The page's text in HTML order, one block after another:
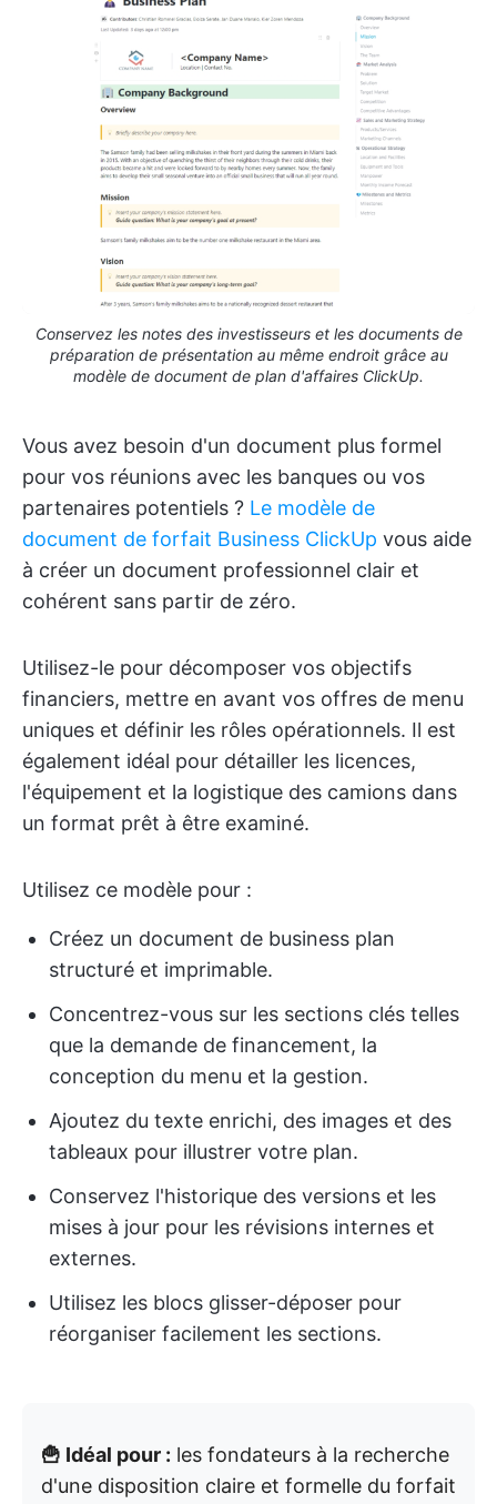
Conservez les notes des investisseurs et les documents de
préparation de présentation au même endroit grâce au
modèle de document de plan d'affaires ClickUp.
Vous avez besoin d'un document plus formel
pour vos réunions avec les banques ou vos
partenaires potentiels ? Le modèle de
document de forfait Business ClickUp vous aide
à créer un document professionnel clair et
cohérent sans partir de zéro.
Utilisez-le pour décomposer vos objectifs
financiers, mettre en avant vos offres de menu
uniques et définir les rôles opérationnels. Il est
également idéal pour détailler les licences,
l'équipement et la logistique des camions dans
un format prêt à être examiné.
Utilisez ce modèle pour :
Créez un document de business plan
structuré et imprimable.
Concentrez-vous sur les sections clés telles
que la demande de financement, la
conception du menu et la gestion.
Ajoutez du texte enrichi, des images et des
tableaux pour illustrer votre plan.
Conservez l'historique des versions et les
mises à jour pour les révisions internes et
externes.
Utilisez les blocs glisser-déposer pour
réorganiser facilement les sections.
🍟 Idéal pour : les fondateurs à la recherche
d'une disposition claire et formelle du forfait